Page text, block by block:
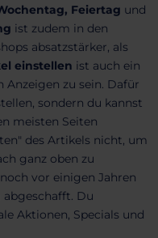
Feiertag und
ist zudem in den
absatzstärker, als
einstellen ist auch ein
zu sein. Dafür
sondern du kannst
meisten Seiten
des Artikels nicht, um
ganz oben zu
vor einigen Jahren
Du
Aktionen, Specials und